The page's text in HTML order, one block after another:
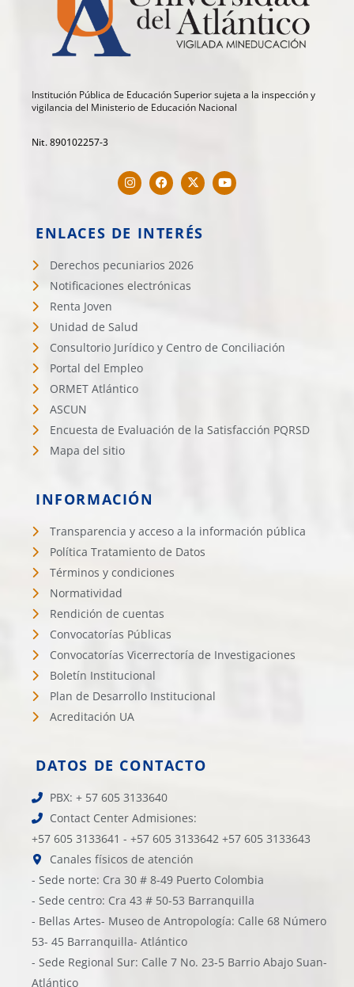
Institución Pública de Educación Superior sujeta a la inspección y
vigilancia del Ministerio de Educación Nacional
Nit. 890102257-3
ENLACES DE INTERÉS
Derechos pecuniarios 2026
Notificaciones electrónicas
Renta Joven
Unidad de Salud
Consultorio Jurídico y Centro de Conciliación
Portal del Empleo
ORMET Atlántico
ASCUN
Encuesta de Evaluación de la Satisfacción PQRSD
Mapa del sitio
INFORMACIÓN
Transparencia y acceso a la información pública
Política Tratamiento de Datos
Términos y condiciones
Normatividad
Rendición de cuentas
Convocatorías Públicas
Convocatorías Vicerrectoría de Investigaciones
Boletín Institucional
Plan de Desarrollo Institucional
Acreditación UA
DATOS DE CONTACTO
PBX: + 57 605 3133640
Contact Center Admisiones:
+57 605 3133641 - +57 605 3133642 +57 605 3133643
Canales físicos de atención
- Sede norte: Cra 30 # 8-49 Puerto Colombia
- Sede centro: Cra 43 # 50-53 Barranquilla
- Bellas Artes- Museo de Antropología: Calle 68 Número
53- 45 Barranquilla- Atlántico
- Sede Regional Sur: Calle 7 No. 23-5 Barrio Abajo Suan-
Atlántico